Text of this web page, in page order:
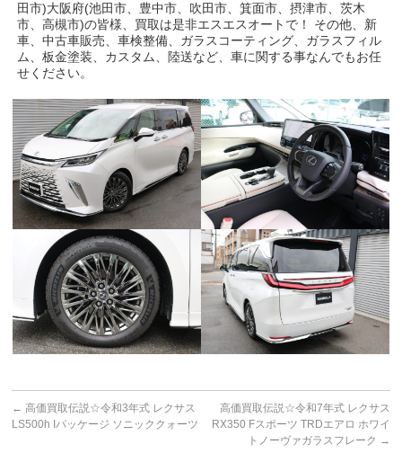
田市)大阪府(池田市、豊中市、吹田市、箕面市、摂津市、茨木
市、高槻市)の皆様、買取は是非エスエスオートで！ その他、新
車、中古車販売、車検整備、ガラスコーティング、ガラスフィル
ム、板金塗装、カスタム、陸送など、車に関する事なんでもお任
せください。
← 高価買取伝説☆令和3年式 レクサス
LS500h Iパッケージ ソニッククォーツ
高価買取伝説☆令和7年式 レクサス
RX350 Fスポーツ TRDエアロ ホワイ
トノーヴァガラスフレーク →